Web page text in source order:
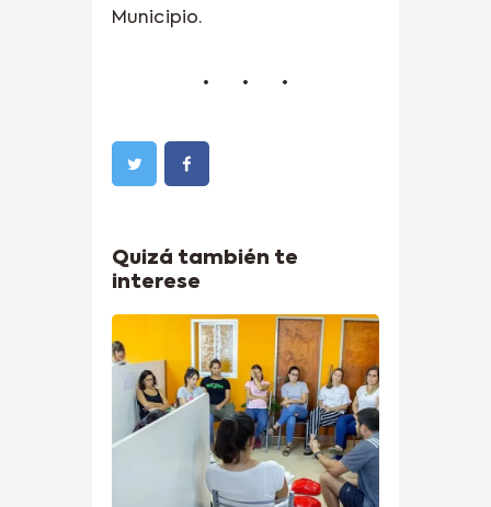
Municipio.
Quizá también te
interese